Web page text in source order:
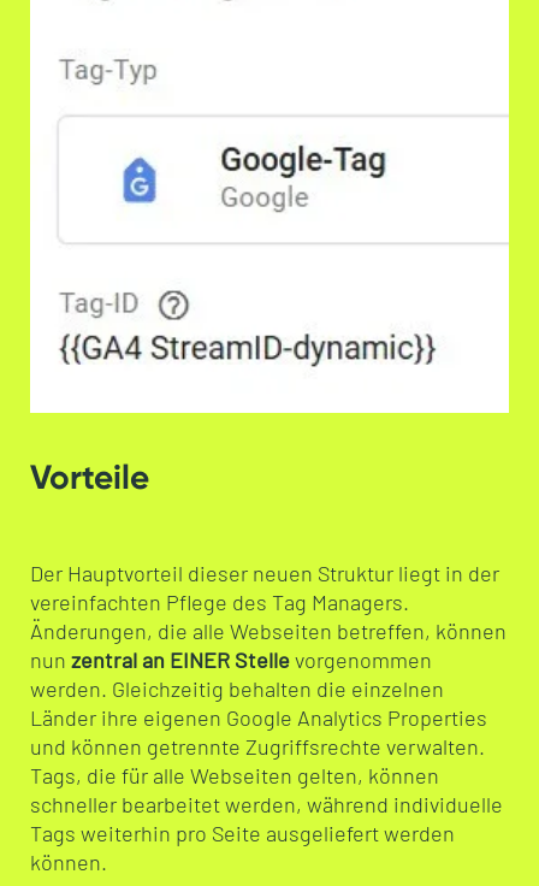
Vorteile
Der Hauptvorteil dieser neuen Struktur liegt in der
vereinfachten Pflege des Tag Managers.
Änderungen, die alle Webseiten betreffen, können
nun zentral an EINER Stellevorgenommen
werden. Gleichzeitig behalten die einzelnen
Länder ihre eigenen Google Analytics Properties
und können getrennte Zugriffsrechte verwalten.
Tags, die für alle Webseiten gelten, können
schneller bearbeitet werden, während individuelle
Tags weiterhin pro Seite ausgeliefert werden
können.